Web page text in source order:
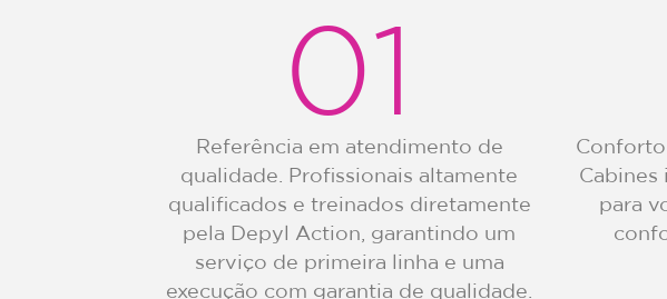
01
Referência em atendimento de
qualidade. Profissionais altamente
qualificados e treinados diretamente
pela Depyl Action, garantindo um
serviço de primeira linha e uma
execução com garantia de qualidade.
Conforto
Cabines
para